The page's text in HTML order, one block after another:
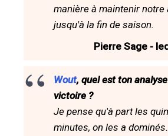
manière à maintenir notre
jusqu'à la fin de saison.
Pierre Sage -
Wout, quel est ton
victoire ?
Je pense qu'à part les
minutes, on les a